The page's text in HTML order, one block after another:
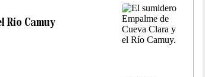
Río Camuy